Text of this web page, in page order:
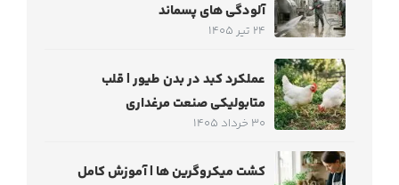
آلودگی های پسماند
24 تیر 1405
عملکرد کبد در بدن طیور | قلب
متابولیکی صنعت مرغداری
30 خرداد 1405
کشت میکروگرین‌ ها | آموزش کامل